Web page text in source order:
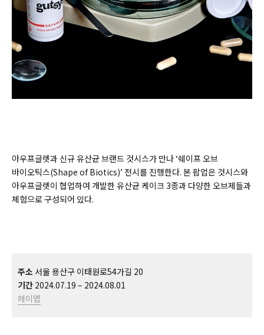
아우프글렛과 신규 유산균 브랜드 것시스가 만나 ‘쉐이프 오브
바이오틱스(Shape of Biotics)’ 전시를 진행한다. 본 팝업은 것시스와
아우프글렛이 협업하여 개발한 유산균 케이크 3종과 다양한 오브제들과
체험으로 구성되어 있다.
주소 서울 용산구 이태원로54가길 20
기간 2024.07.19 – 2024.08.01
헤이맵